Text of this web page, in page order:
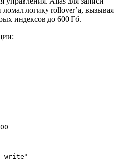
ломал логику rollover’а, вызывая
индексов до 600 Гб.